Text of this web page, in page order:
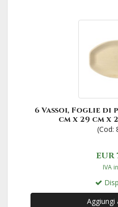
6 Vassoi, Foglie di
cm x 29 cm x
(Cod:
EUR
IVA
Aggiungi